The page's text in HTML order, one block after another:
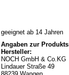
geeignet ab 14 Jahren
Angaben zur
Hersteller:
NOCH GmbH & Co.KG
Lindauer Straße 49